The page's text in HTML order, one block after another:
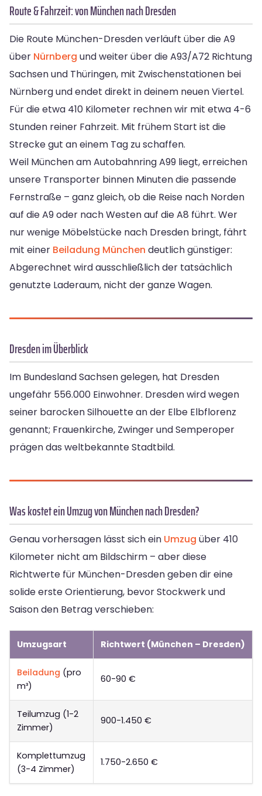
Route & Fahrzeit: von München nach Dresden
Die Route München-Dresden verläuft über die A9
über Nürnberg und weiter über die A93/A72 Richtung
Sachsen und Thüringen, mit Zwischenstationen bei
Nürnberg und endet direkt in deinem neuen Viertel.
Für die etwa 410 Kilometer rechnen wir mit etwa 4-6
Stunden reiner Fahrzeit. Mit frühem Start ist die
Strecke gut an einem Tag zu schaffen.
Weil München am Autobahnring A99 liegt, erreichen
unsere Transporter binnen Minuten die passende
Fernstraße – ganz gleich, ob die Reise nach Norden
auf die A9 oder nach Westen auf die A8 führt. Wer
nur wenige Möbelstücke nach Dresden bringt, fährt
mit einer Beiladung München deutlich günstiger:
Abgerechnet wird ausschließlich der tatsächlich
genutzte Laderaum, nicht der ganze Wagen.
Dresden im Überblick
Im Bundesland Sachsen gelegen, hat Dresden
ungefähr 556.000 Einwohner. Dresden wird wegen
seiner barocken Silhouette an der Elbe Elbflorenz
genannt; Frauenkirche, Zwinger und Semperoper
prägen das weltbekannte Stadtbild.
Was kostet ein Umzug von München nach Dresden?
Genau vorhersagen lässt sich ein Umzug über 410
Kilometer nicht am Bildschirm – aber diese
Richtwerte für München-Dresden geben dir eine
solide erste Orientierung, bevor Stockwerk und
Saison den Betrag verschieben:
Umzugsart Richtwert (München – Dresden)
Beiladung (pro
m³)
60-90 €
Teilumzug (1-2
Zimmer)
900-1.450 €
Komplettumzug
(3-4 Zimmer)
1.750-2.650 €